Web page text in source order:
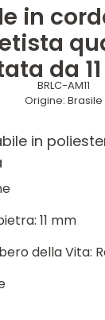
in
da
BRLC-AM11
Origine: Brasile
in
11 mm
della Vita: